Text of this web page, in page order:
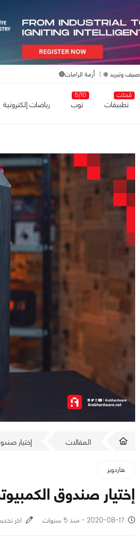
صيف وتبريد ❄️ أزمة الرامات🔴
مُحدّث
تطبيقات
5/10
توب رياضات إلكترونية
المقالات إختيار
هاردوير
إختيار صندوق
2020-08-17 - منذ 5 سنوات اخر تحديث -